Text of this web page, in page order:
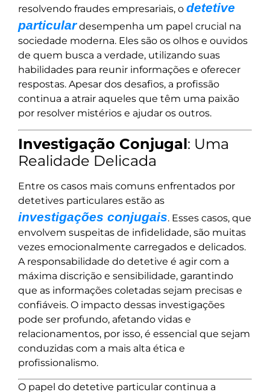
resolvendo fraudes empresariais, o detetive
particulardesempenha um papel crucial na
sociedade moderna. Eles são os olhos e ouvidos
de quem busca a verdade, utilizando suas
habilidades para reunir informações e oferecer
respostas. Apesar dos desafios, a profissão
continua a atrair aqueles que têm uma paixão
por resolver mistérios e ajudar os outros.
Investigação Conjugal: Uma
Realidade Delicada
Entre os casos mais comuns enfrentados por
detetives particulares estão as
investigações conjugais. Esses casos, que
envolvem suspeitas de infidelidade, são muitas
vezes emocionalmente carregados e delicados.
A responsabilidade do detetive é agir com a
máxima discrição e sensibilidade, garantindo
que as informações coletadas sejam precisas e
confiáveis. O impacto dessas investigações
pode ser profundo, afetando vidas e
relacionamentos, por isso, é essencial que sejam
conduzidas com a mais alta ética e
profissionalismo.
O papel do detetive particular continua a